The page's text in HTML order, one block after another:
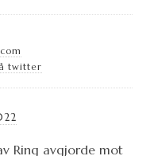
twitter